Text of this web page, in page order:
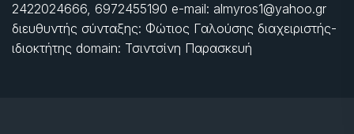
2422024666, 6972455190 e-mail: almyros1@yahoo.gr
διευθυντής σύνταξης: Φώτιος Γαλούσης διαχειριστής-
ιδιοκτήτης domain: Τσιντσίνη Παρασκευή